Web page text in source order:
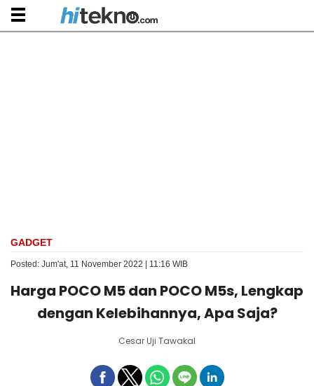
GADGET
Posted: Jum'at, 11 November 2022 | 11:16 WIB
Harga POCO M5 dan POCO M5s, Lengkap
dengan Kelebihannya, Apa Saja?
Cesar Uji Tawakal